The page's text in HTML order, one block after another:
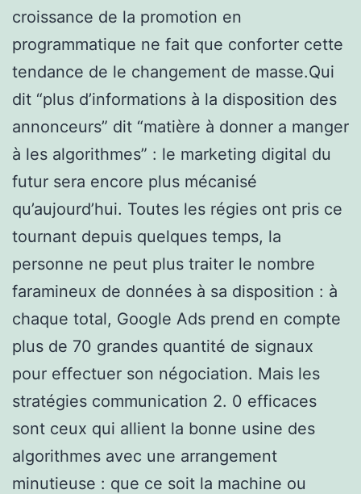
croissance de la promotion en
programmatique ne fait que conforter cette
tendance de le changement de masse.Qui
dit “plus d’informations à la disposition des
annonceurs” dit “matière à donner a manger
à les algorithmes” : le marketing digital du
futur sera encore plus mécanisé
qu’aujourd’hui. Toutes les régies ont pris ce
tournant depuis quelques temps, la
personne ne peut plus traiter le nombre
faramineux de données à sa disposition : à
chaque total, Google Ads prend en compte
plus de 70 grandes quantité de signaux
pour effectuer son négociation. Mais les
stratégies communication 2. 0 efficaces
sont ceux qui allient la bonne usine des
algorithmes avec une arrangement
minutieuse : que ce soit la machine ou